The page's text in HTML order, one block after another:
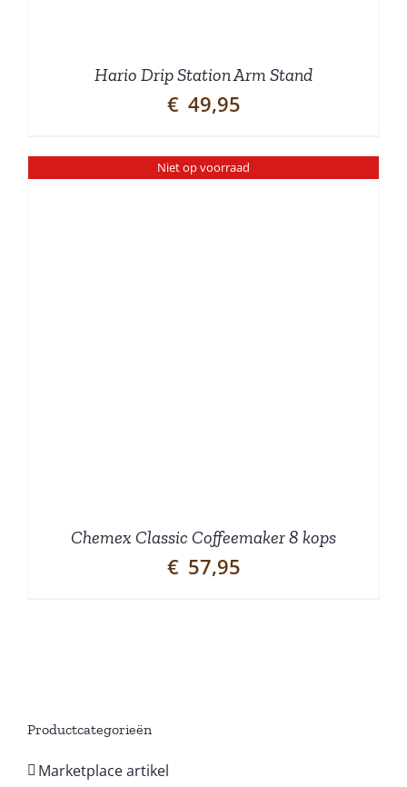
Hario Drip Station Arm Stand
€ 49,95
Niet op voorraad
Chemex Classic Coffeemaker 8 kops
€ 57,95
Productcategorieën
Marketplace artikel